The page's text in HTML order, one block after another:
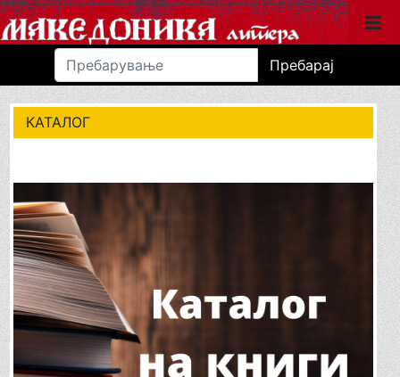
Пребарај
КАТАЛОГ